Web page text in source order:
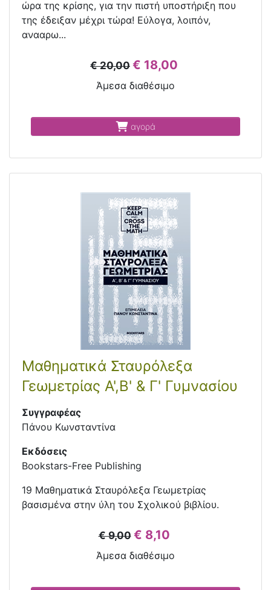
ώρα της κρίσης, για την πιστή υποστήριξη που
της έδειξαν μέχρι τώρα! Εύλογα, λοιπόν,
ανααρω...
€ 20,00 € 18,00
Άμεσα διαθέσιμο
αγορά
Μαθηματικά Σταυρόλεξα
Γεωμετρίας Α',Β' & Γ' Γυμνασίου
Συγγραφέας
Πάνου Κωνσταντίνα
Εκδόσεις
Bookstars-Free Publishing
19 Μαθηματικά Σταυρόλεξα Γεωμετρίας
βασισμένα στην ύλη του Σχολικού βιβλίου.
€ 9,00 € 8,10
Άμεσα διαθέσιμο